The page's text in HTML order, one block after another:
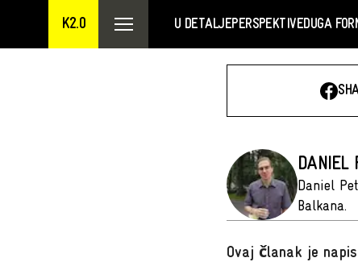
K2.0 U DETALJEPERSPEKTIVEDUGA
DANIEL
Daniel
Balkana.
Ovaj članak je